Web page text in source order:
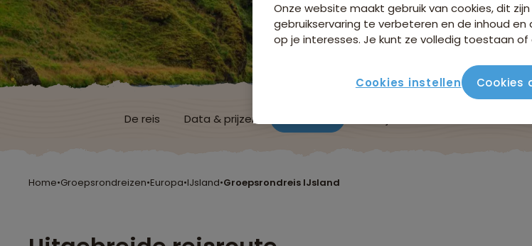
De reis Data & prijzen
Home•Groepsrondreizen•Europa•IJsland•Groepsrondreis IJsland
Onze website maakt gebruik van cookies, dit
gebruikservaring te verbeteren en de inhoud
op je interesses. Je kunt ze volledig toestaan of
Cookies instellen Cookies